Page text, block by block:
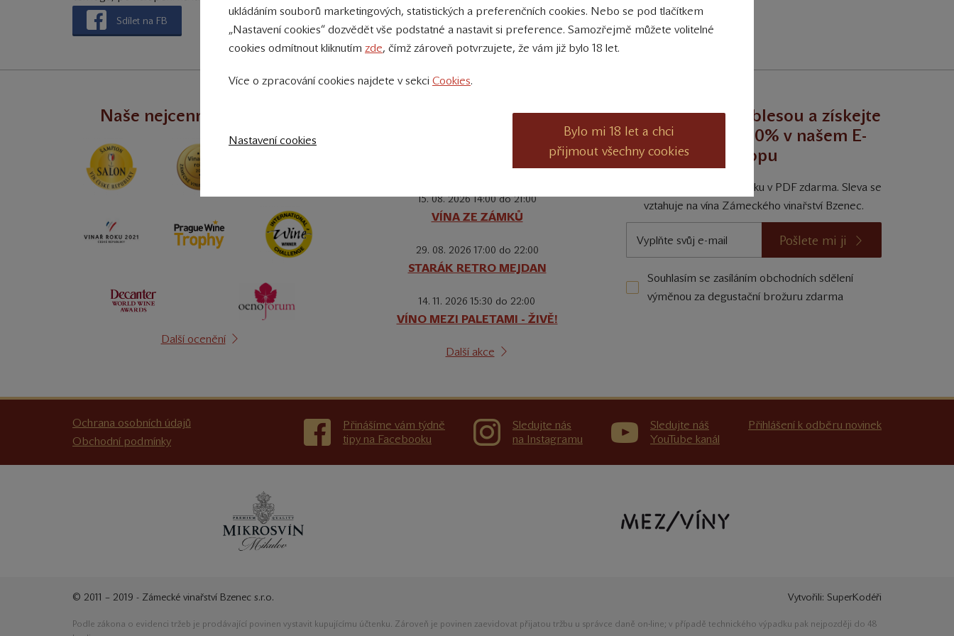
Sdílet na FB
Naše nejcennější úspěchy
Další ocenění
Kalendář akcí
Palo Hoďa na Staráku
15. 08. 2026 14:00 do 21:00
VÍNA ZE ZÁMKŮ
29. 08. 2026 17:00 do 22:00
STARÁK RETRO MEJDAN
14. 11. 2026 15:30 do 22:00
VÍNO MEZI PALETAMI - ŽIVĚ!
Další akce
Degustujte s noblesou a získejte
trvalou slevu 10% v našem E-
shopu
Získejte degustační příručku v PDF zdarma. Sleva se
vztahuje na vína Zámeckého vinařství Bzenec.
Pošlete mi ji
Souhlasím se zasíláním obchodních sdělení
výměnou za degustační brožuru zdarma
Ochrana osobních údajů
Obchodní podmínky
Přinášíme vám týdně
tipy na Facebooku
Sledujte nás
na Instagramu
Sledujte náš
YouTube kanál
Přihlášení k odběru novinek
© 2011 – 2019 - Zámecké vinařství Bzenec s.r.o. Vytvořili: SuperKodéři
Podle zákona o evidenci tržeb je prodávající povinen vystavit kupujícímu účtenku. Zároveň je povinen zaevidovat přijatou tržbu u správce daně on-line; v případě technického výpadku pak nejpozději do 48
ukládáním souborů marketingových, statistických a preferenčních cookies. Nebo se pod tlačítkem
„Nastavení cookies“ dozvědět vše podstatné a nastavit si preference. Samozřejmě můžete volitelné
cookies odmítnout kliknutím zde, čímž zároveň potvrzujete, že vám již bylo 18 let.
Více o zpracování cookies najdete v sekci Cookies.
Nastavení cookies
Bylo mi 18 let a chci
přijmout všechny cookies